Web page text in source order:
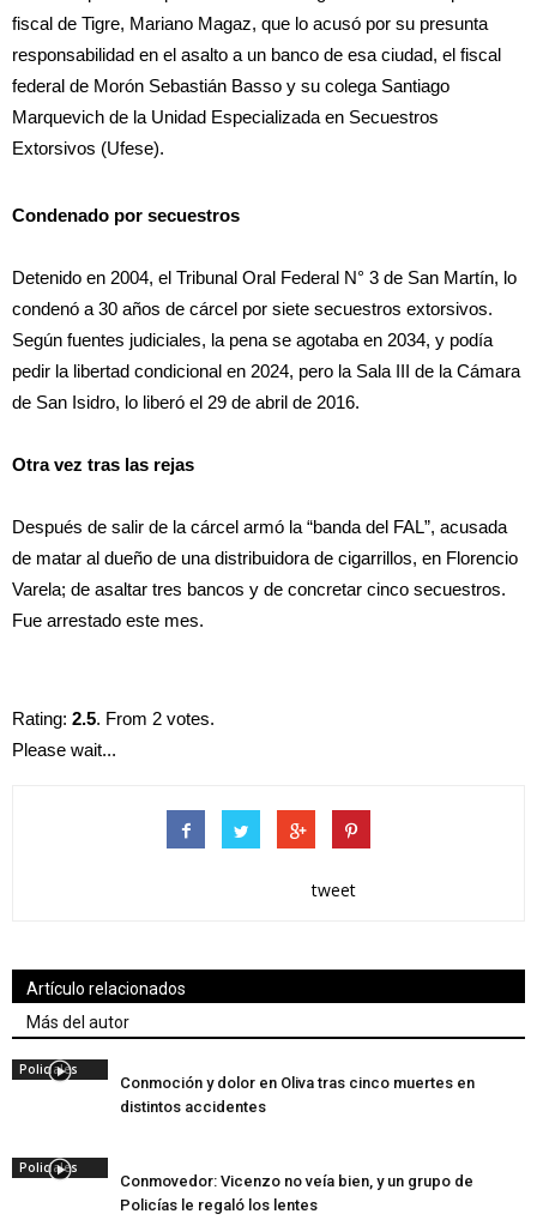
fiscal de Tigre, Mariano Magaz, que lo acusó por su presunta
responsabilidad en el asalto a un banco de esa ciudad, el fiscal
federal de Morón Sebastián Basso y su colega Santiago
Marquevich de la Unidad Especializada en Secuestros
Extorsivos (Ufese).
Condenado por secuestros
Detenido en 2004, el Tribunal Oral Federal N° 3 de San Martín, lo
condenó a 30 años de cárcel por siete secuestros extorsivos.
Según fuentes judiciales, la pena se agotaba en 2034, y podía
pedir la libertad condicional en 2024, pero la Sala III de la Cámara
de San Isidro, lo liberó el 29 de abril de 2016.
Otra vez tras las rejas
Después de salir de la cárcel armó la “banda del FAL”, acusada
de matar al dueño de una distribuidora de cigarrillos, en Florencio
Varela; de asaltar tres bancos y de concretar cinco secuestros.
Fue arrestado este mes.
Rating: 2.5. From 2 votes.
Please wait...
tweet
Artículo relacionados
Más del autor
Policiales
Conmoción y dolor en Oliva tras cinco muertes en
distintos accidentes
Policiales
Conmovedor: Vicenzo no veía bien, y un grupo de
Policías le regaló los lentes